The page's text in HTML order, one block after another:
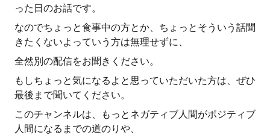
った日のお話です。
なのでちょっと食事中の方とか、ちょっとそういう話聞
きたくないよっていう方は無理せずに、
全然別の配信をお聞きください。
もしちょっと気になるよと思っていただいた方は、ぜひ
最後まで聞いてください。
このチャンネルは、もっとネガティブ人間がポジティブ
人間になるまでの道のりや、